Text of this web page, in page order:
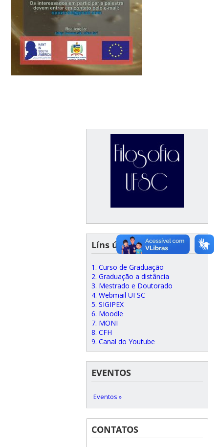
Líns úteis
1. Curso de Graduação
2. Graduação a distância
3. Mestrado e Doutorado
4. Webmail UFSC
5. SIGIPEX
6. Moodle
7. MONI
8. CFH
9. Canal do Youtube
EVENTOS
Eventos »
CONTATOS